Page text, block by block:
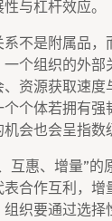
与杠杆效应。
不是附属品，
个组织的外部
资源获取速度
个体若拥有强
会也会呈指数
互惠、增量”的
合作互利，增
织要通过选择